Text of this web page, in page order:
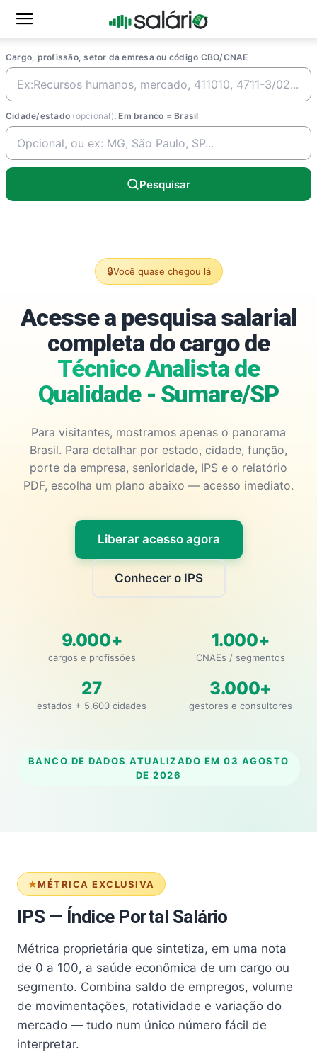
Cargo, profissão, setor da emresa ou código CBO/CNAE
Cidade/estado (opcional). Em branco = Brasil
Pesquisar
🔒Você quase chegou lá
Acesse a pesquisa salarial
completa do cargo de
Técnico Analista de
Qualidade - Sumare/SP
Para visitantes, mostramos apenas o panorama
Brasil. Para detalhar por estado, cidade, função,
porte da empresa, senioridade, IPS e o relatório
PDF, escolha um plano abaixo — acesso imediato.
Liberar acesso agora
Conhecer o IPS
9.000+
cargos e profissões
1.000+
CNAEs / segmentos
27
estados + 5.600 cidades
3.000+
gestores e consultores
BANCO DE DADOS ATUALIZADO EM 03 AGOSTO
DE 2026
MÉTRICA EXCLUSIVA
IPS — Índice Portal Salário
Métrica proprietária que sintetiza, em uma nota
de 0 a 100, a saúde econômica de um cargo ou
segmento. Combina saldo de empregos, volume
de movimentações, rotatividade e variação do
mercado — tudo num único número fácil de
interpretar.